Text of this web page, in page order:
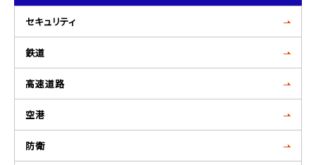
セキュリティ
鉄道
高速道路
空港
防衛